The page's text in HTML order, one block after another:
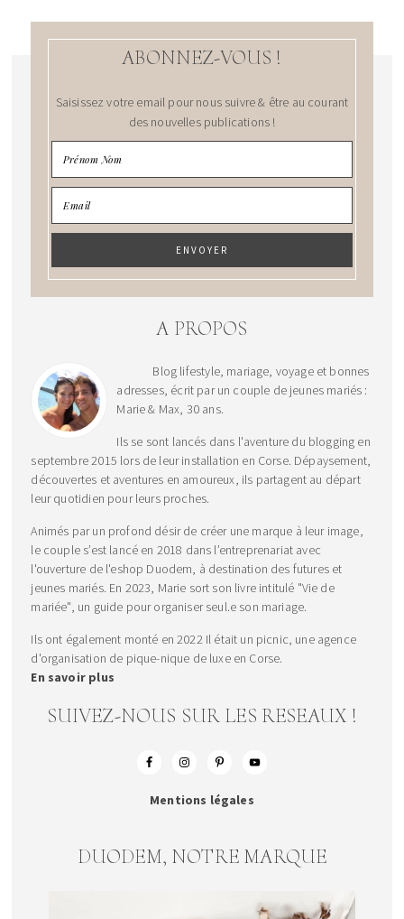
ABONNEZ-VOUS !
Saisissez votre email pour nous suivre & être au courant
des nouvelles publications !
A PROPOS
Blog lifestyle, mariage, voyage et bonnes
adresses, écrit par un couple de jeunes mariés :
Marie & Max, 30 ans.
Ils se sont lancés dans l'aventure du blogging en
septembre 2015 lors de leur installation en Corse. Dépaysement,
découvertes et aventures en amoureux, ils partagent au départ
leur quotidien pour leurs proches.
Animés par un profond désir de créer une marque à leur image,
le couple s’est lancé en 2018 dans l’entreprenariat avec
l'ouverture de l'eshop Duodem, à destination des futures et
jeunes mariés. En 2023, Marie sort son livre intitulé "Vie de
mariée", un guide pour organiser seul.e son mariage.
Ils ont également monté en 2022 Il était un picnic, une agence
d'organisation de pique-nique de luxe en Corse.
En savoir plus
SUIVEZ-NOUS SUR LES RESEAUX !
Mentions légales
DUODEM, NOTRE MARQUE